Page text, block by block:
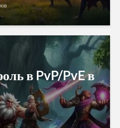
в PvP/PvE в